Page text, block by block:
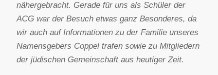
nähergebracht. Gerade für uns als Schüler der
ACG war der Besuch etwas ganz Besonderes, da
wir auch auf Informationen zu der Familie unseres
Namensgebers Coppel trafen sowie zu Mitgliedern
der jüdischen Gemeinschaft aus heutiger Zeit.